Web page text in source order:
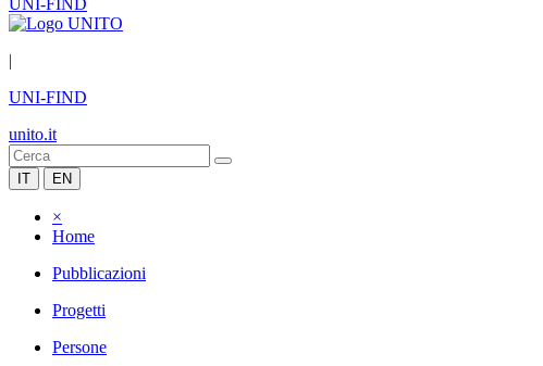
UNI-FIND
|
UNI-FIND
unito.it
IT EN
×
Home
Pubblicazioni
Progetti
Persone